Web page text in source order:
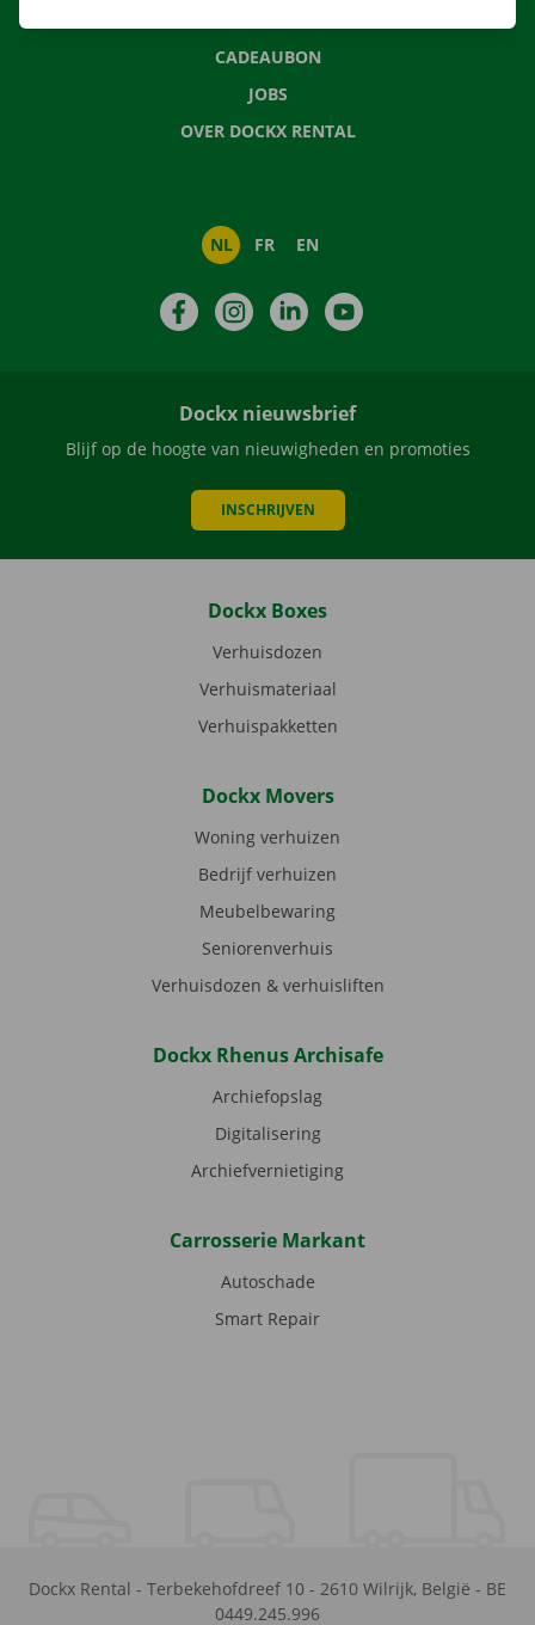
CADEAUBON
JOBS
OVER DOCKX RENTAL
NL FR EN
FacebookInstagramLinkedIn
Dockx nieuwsbrief
Blijf op de hoogte van nieuwigheden en promoties
INSCHRIJVEN
Dockx Boxes
Verhuisdozen
Verhuismateriaal
Verhuispakketten
Dockx Movers
Woning verhuizen
Bedrijf verhuizen
Meubelbewaring
Seniorenverhuis
Verhuisdozen & verhuisliften
Dockx Rhenus Archisafe
Archiefopslag
Digitalisering
Archiefvernietiging
Carrosserie Markant
Autoschade
Smart Repair
Dockx Rental - Terbekehofdreef 10 - 2610 Wilrijk, België - BE
0449.245.996